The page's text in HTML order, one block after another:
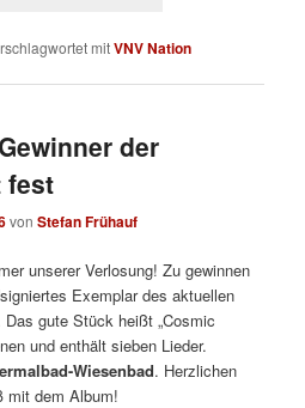
mitVNV Nation
der
fest
vonStefan Frühauf
unserer Verlosung! Zu gewinnen
Exemplar des aktuellen
gute Stück heißt „Cosmic
und enthält sieben Lieder.
Wiesenbad. Herzlichen
mit dem Album!